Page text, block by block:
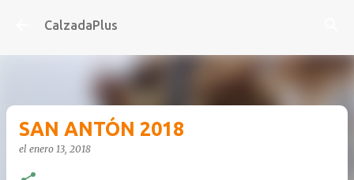
Ir al contenido principal
CalzadaPlus
SAN ANTÓN 2018
el enero 13, 2018